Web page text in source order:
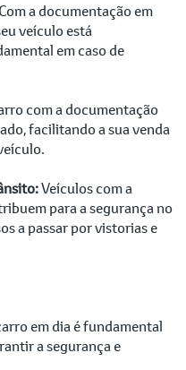
Com a documentação em
veículo está
em caso de
com a documentação
facilitando a sua venda
Veículos com a
para a segurança no
a passar por vistorias e
em dia é fundamental
a segurança e